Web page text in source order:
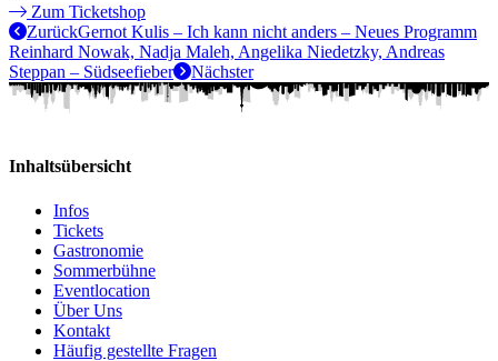
Zum Ticketshop
ZurückGernot Kulis – Ich kann nicht anders – Neues Programm
Reinhard Nowak, Nadja Maleh, Angelika Niedetzky, Andreas
Steppan – Südseefieber
Nächster
Inhaltsübersicht
Infos
Tickets
Gastronomie
Sommerbühne
Eventlocation
Über Uns
Kontakt
Häufig gestellte Fragen